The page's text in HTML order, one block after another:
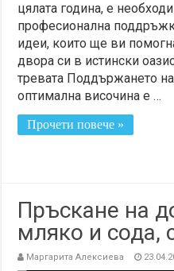
цялата година, е
професионална
идеи, които ще ви
двора си в истински
тревата Поддържането
оптимална височина е …
Прочети повече »
Пръскане на
мляко и сода,
Маргарита Алексиева